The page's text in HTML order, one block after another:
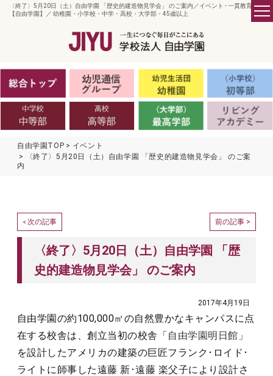
〈終了〉5月20日（土）自由学園 「歴史的建造物見学会」 のご案内／イベント - 一貫教育の
【自由学園】／ 幼稚園・小学校・中学・高校・大学部・45歳以上
自由学園TOP
イベント
〈終了〉5月20日（土）自由学園 「歴史的建造物見学会」 のご案
内
< 次の記事 前の記事 >
〈終了〉5月20日（土）自由学園 「歴
史的建造物見学会」 のご案内
2017年4月19日
自由学園の約100,000㎡の自然豊かなキャンパスに点
在する校舎は、創立当初の校舎「自由学園明日館 」
を設計したアメリカの建築の巨匠フランク･ロイド･
ライトに師事した遠藤 新･遠藤 楽父子により設計さ